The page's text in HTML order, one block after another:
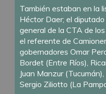
También estaban en la
Héctor Daer; el
general de la CTA de
el referente de
gobernadores Omar
Bordet (Entre Ríos),
Juan Manzur
Sergio Ziliotto (La